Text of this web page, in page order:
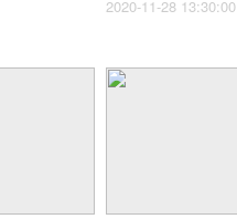
2020-11-28 13:30:00